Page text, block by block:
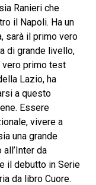
Ranieri che
il Napoli. Ha un
sarà il primo vero
di grande livello,
vero primo test
Lazio, ha
a questo
Essere
vivere a
una grande
da
il debutto in Serie
da libro Cuore.